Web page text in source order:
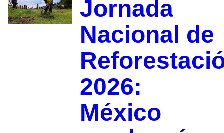
Jornada
Nacional de
2026:
México